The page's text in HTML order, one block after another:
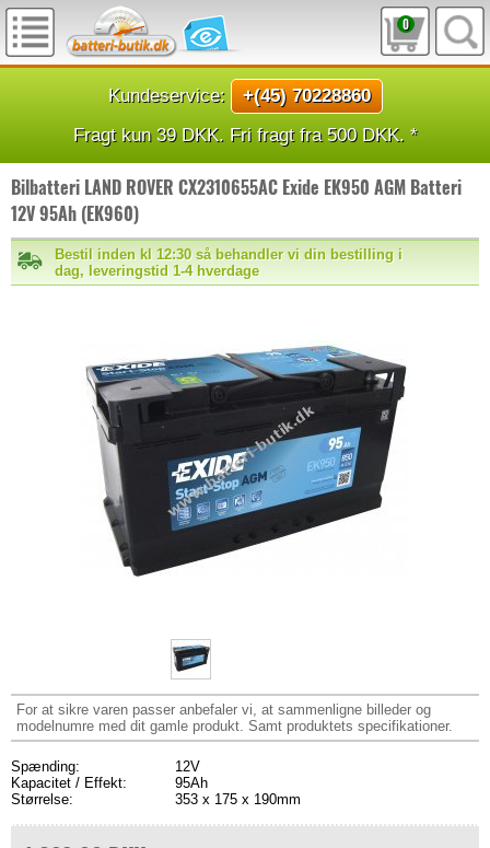
0
Kundeservice:
+(45) 70228860
Fragt kun 39 DKK. Fri fragt fra 500 DKK. *
Bilbatteri LAND ROVER CX2310655AC Exide EK950 AGM Batteri
12V 95Ah (EK960)
Bestil inden kl 12:30 så behandler vi din bestilling i
dag, leveringstid 1-4 hverdage
For at sikre varen passer anbefaler vi, at sammenligne billeder og
modelnumre med dit gamle produkt. Samt produktets specifikationer.
Spænding:
12V
Kapacitet / Effekt:
95Ah
Størrelse:
353 x 175 x 190mm